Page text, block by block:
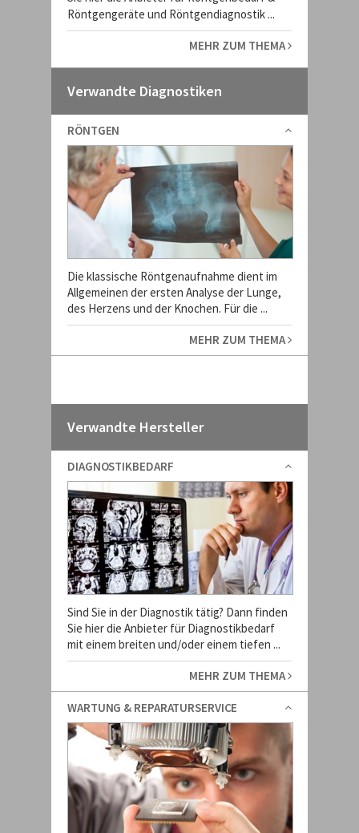
Röntgengeräte und Röntgendiagnostik ...
MEHR ZUM THEMA
Verwandte Diagnostiken
RÖNTGEN
Die klassische Röntgenaufnahme dient im
Allgemeinen der ersten Analyse der Lunge,
des Herzens und der Knochen. Für die ...
MEHR ZUM THEMA
Verwandte Hersteller
DIAGNOSTIKBEDARF
Sind Sie in der Diagnostik tätig? Dann finden
Sie hier die Anbieter für Diagnostikbedarf
mit einem breiten und/oder einem tiefen ...
MEHR ZUM THEMA
WARTUNG & REPARATURSERVICE